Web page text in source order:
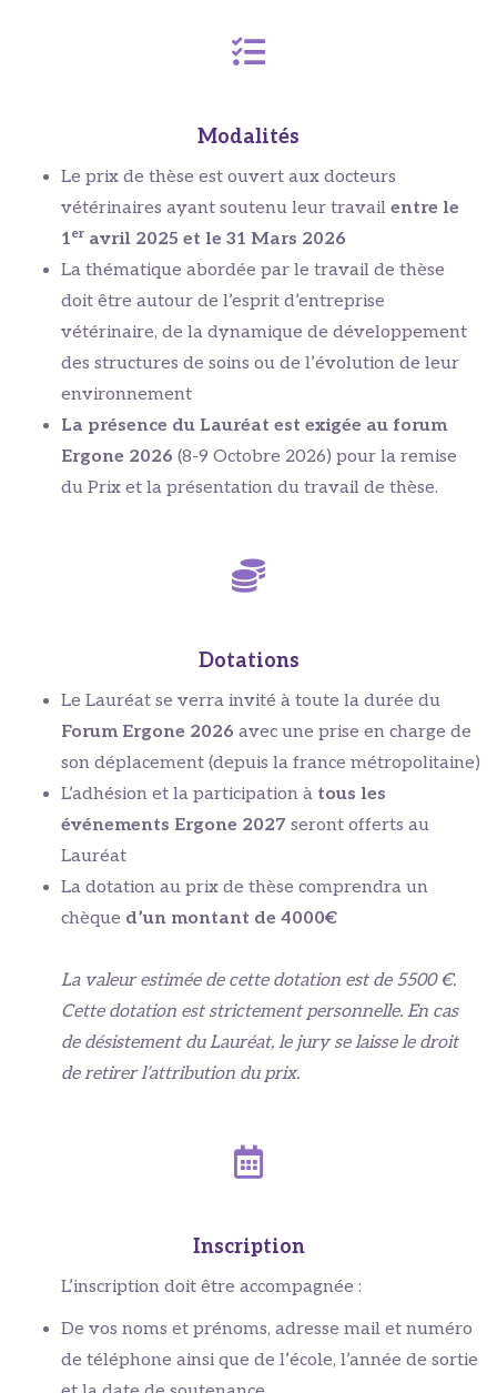
Modalités
Le prix de thèse est ouvert aux docteurs
vétérinaires ayant soutenu leur travail entre le
1er avril 2025 et le 31 Mars 2026
La thématique abordée par le travail de thèse
doit être autour de l’esprit d’entreprise
vétérinaire, de la dynamique de développement
des structures de soins ou de l’évolution de leur
environnement
La présence du Lauréat est exigée au forum
Ergone 2026 (8-9 Octobre 2026) pour la remise
du Prix et la présentation du travail de thèse.
Dotations
Le Lauréat se verra invité à toute la durée du
Forum Ergone 2026 avec une prise en charge de
son déplacement (depuis la france métropolitaine)
L’adhésion et la participation à tous les
événements Ergone 2027 seront offerts au
Lauréat
La dotation au prix de thèse comprendra un
chèque d’un montant de 4000€
La valeur estimée de cette dotation est de 5500 €.
Cette dotation est strictement personnelle. En cas
de désistement du Lauréat, le jury se laisse le droit
de retirer l’attribution du prix.
Inscription
L’inscription doit être accompagnée :
De vos noms et prénoms, adresse mail et numéro
de téléphone ainsi que de l’école, l’année de sortie